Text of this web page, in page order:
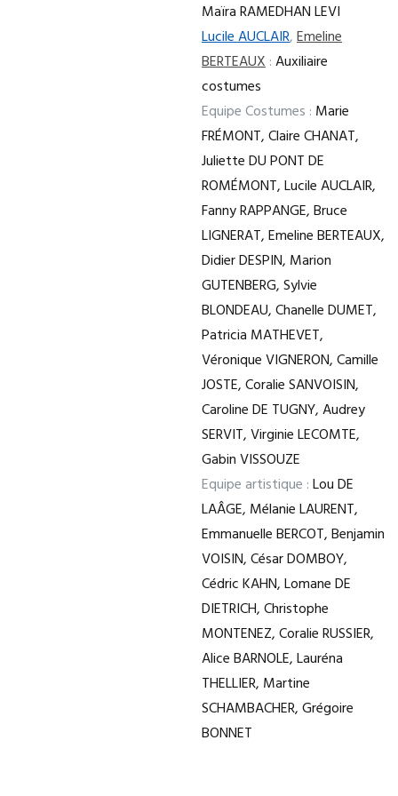
Maïra RAMEDHAN LEVI
Lucile AUCLAIR,Emeline
BERTEAUX:Auxiliaire
costumes
Equipe Costumes : Marie
FRÉMONT, Claire CHANAT,
Juliette DU PONT DE
ROMÉMONT, Lucile AUCLAIR,
Fanny RAPPANGE, Bruce
LIGNERAT, Emeline BERTEAUX,
Didier DESPIN, Marion
GUTENBERG, Sylvie
BLONDEAU, Chanelle DUMET,
Patricia MATHEVET,
Véronique VIGNERON, Camille
JOSTE, Coralie SANVOISIN,
Caroline DE TUGNY, Audrey
SERVIT, Virginie LECOMTE,
Gabin VISSOUZE
Equipe artistique :Lou DE
LAÂGE, Mélanie LAURENT,
Emmanuelle BERCOT, Benjamin
VOISIN, César DOMBOY,
Cédric KAHN, Lomane DE
DIETRICH, Christophe
MONTENEZ, Coralie RUSSIER,
Alice BARNOLE, Lauréna
THELLIER, Martine
SCHAMBACHER, Grégoire
BONNET